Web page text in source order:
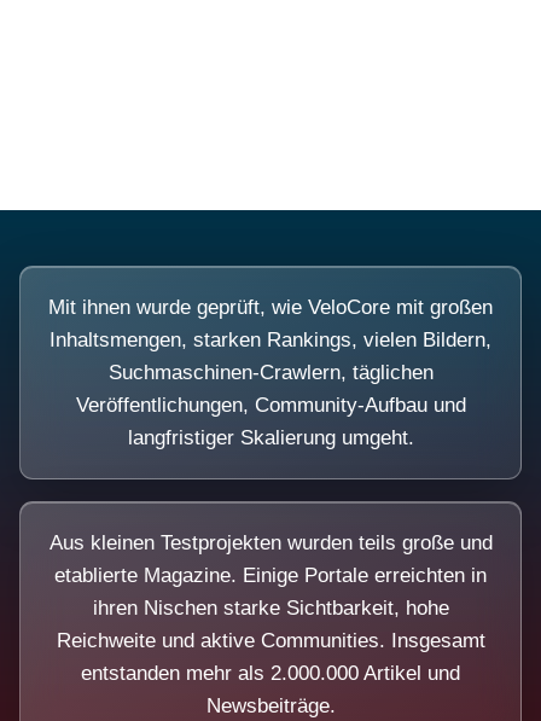
Mit ihnen wurde geprüft, wie VeloCore mit großen
Inhaltsmengen, starken Rankings, vielen Bildern,
Suchmaschinen-Crawlern, täglichen
Veröffentlichungen, Community-Aufbau und
langfristiger Skalierung umgeht.
Aus kleinen Testprojekten wurden teils große und
etablierte Magazine. Einige Portale erreichten in
ihren Nischen starke Sichtbarkeit, hohe
Reichweite und aktive Communities. Insgesamt
entstanden mehr als 2.000.000 Artikel und
Newsbeiträge.